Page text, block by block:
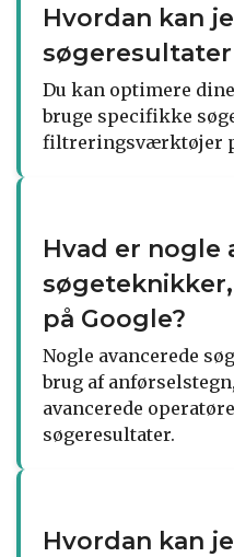
Hvordan kan
søgeresultater
Du kan optimere
bruge specifikke
filtreringsværktøjer
Hvad er nogle
på Google?
Nogle avancerede
brug af
avancerede
søgeresultater.
Hvordan kan